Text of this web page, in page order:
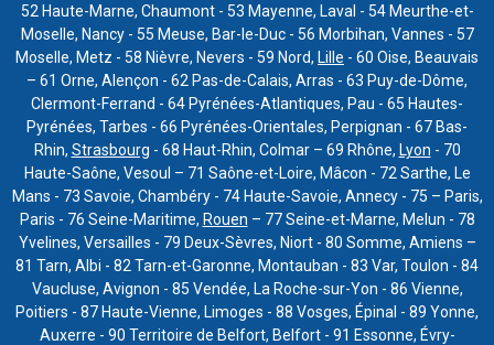
52 Haute-Marne, Chaumont - 53 Mayenne, Laval - 54 Meurthe-et-
Moselle, Nancy - 55 Meuse, Bar-le-Duc - 56 Morbihan, Vannes - 57
Moselle, Metz - 58 Nièvre, Nevers - 59 Nord, Lille - 60 Oise, Beauvais
– 61 Orne, Alençon - 62 Pas-de-Calais, Arras - 63 Puy-de-Dôme,
Clermont-Ferrand - 64 Pyrénées-Atlantiques, Pau - 65 Hautes-
Pyrénées, Tarbes - 66 Pyrénées-Orientales, Perpignan - 67 Bas-
Rhin, Strasbourg - 68 Haut-Rhin, Colmar – 69 Rhône, Lyon - 70
Haute-Saône, Vesoul – 71 Saône-et-Loire, Mâcon - 72 Sarthe, Le
Mans - 73 Savoie, Chambéry - 74 Haute-Savoie, Annecy - 75 – Paris,
Paris - 76 Seine-Maritime, Rouen – 77 Seine-et-Marne, Melun - 78
Yvelines, Versailles - 79 Deux-Sèvres, Niort - 80 Somme, Amiens –
81 Tarn, Albi - 82 Tarn-et-Garonne, Montauban - 83 Var, Toulon - 84
Vaucluse, Avignon - 85 Vendée, La Roche-sur-Yon - 86 Vienne,
Poitiers - 87 Haute-Vienne, Limoges - 88 Vosges, Épinal - 89 Yonne,
Auxerre - 90 Territoire de Belfort, Belfort - 91 Essonne, Évry-